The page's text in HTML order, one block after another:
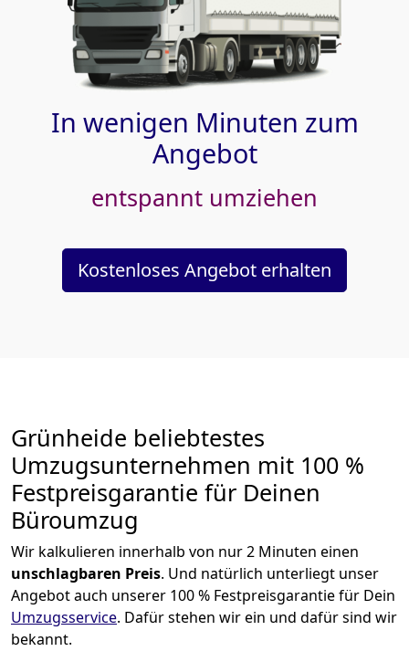
In wenigen Minuten zum
Angebot
entspannt umziehen
Kostenloses Angebot erhalten
Grünheide beliebtestes
Umzugsunternehmen mit 100 %
Festpreisgarantie für Deinen
Büroumzug
Wir kalkulieren innerhalb von nur 2 Minuten einen
unschlagbaren Preis. Und natürlich unterliegt unser
Angebot auch unserer 100 % Festpreisgarantie für Dein
Umzugsservice. Dafür stehen wir ein und dafür sind wir
bekannt.